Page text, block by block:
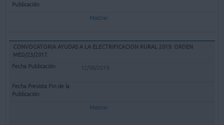
Mostrar
CONVOCATORIA AYUDAS A LA ELECTRIFICACION RURAL 2019. ORDEN
MED/23/2017.
12/06/2019
Mostrar